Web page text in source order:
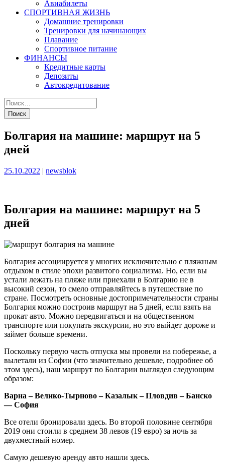
Авиабилеты
СПОРТИВНАЯ ЖИЗНЬ
Домашние тренировки
Тренировки для начинающих
Плавание
Спортивное питание
ФИНАНСЫ
Кредитные карты
Депозиты
Автокредитование
Болгария на машине: маршрут на 5
дней
Опубликовано
25.10.2022 | Опубликовано
newsblok
Болгария на машине: маршрут на 5
дней
Болгария ассоциируется у многих исключительно с пляжным
отдыхом в стиле эпохи развитого социализма. Но, если вы
устали лежать на пляже или приехали в Болгарию не в
высокий сезон, то смело отправляйтесь в путешествие по
стране. Посмотреть основные достопримечательности страны
Болгария можно построив маршрут на 5 дней, если взять на
прокат авто. Можно передвигаться и на общественном
транспорте или покупать экскурсии, но это выйдет дороже и
займет больше времени.
Поскольку первую часть отпуска мы провели на побережье, а
вылетали из Софии (что значительно дешевле, подробнее об
этом здесь), наш маршрут по Болгарии выглядел следующим
образом:
Варна – Велико-Тырново – Казалык – Пловдив – Банско
— София
Все отели бронировали здесь. Во второй половине сентября
2019 они стоили в среднем 38 левов (19 евро) за ночь за
двухместный номер.
Самую дешевую аренду авто нашли здесь.